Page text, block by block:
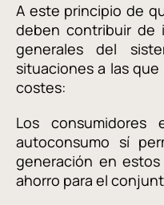
A este principio de
deben contribuir de
generales del
situaciones a las
costes:
Los
autoconsumo sí
generación en
ahorro para el